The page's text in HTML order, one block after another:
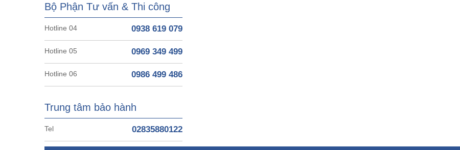
Bộ Phận Tư vấn & Thi công
Hotline 04 0938 619 079
Hotline 05 0969 349 499
Hotline 06 0986 499 486
Trung tâm bảo hành
Tel 02835880122